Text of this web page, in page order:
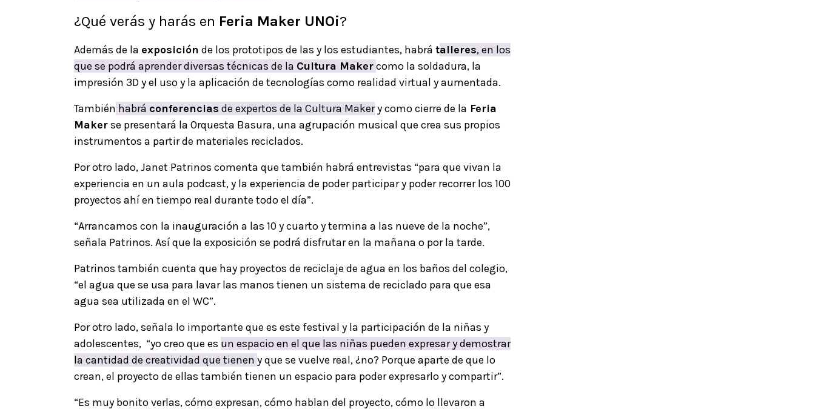
¿Qué verás y harás en Feria Maker UNOi?
Además de la exposición de los prototipos de las y los estudiantes, habrá talleres, en los
que se podrá aprender diversas técnicas de la Cultura Makercomo la soldadura, la
impresión 3D y el uso y la aplicación de tecnologías como realidad virtual y aumentada.
También habrá conferencias de expertos de la Cultura Makery como cierre de la Feria
Makerse presentará la Orquesta Basura, una agrupación musical que crea sus propios
instrumentos a partir de materiales reciclados.
Por otro lado, Janet Patrinos comenta que también habrá entrevistas “para que vivan la
experiencia en un aula podcast, y la experiencia de poder participar y poder recorrer los 100
proyectos ahí en tiempo real durante todo el día”.
“Arrancamos con la inauguración a las 10 y cuarto y termina a las nueve de la noche”,
señala Patrinos. Así que la exposición se podrá disfrutar en la mañana o por la tarde.
Patrinos también cuenta que hay proyectos de reciclaje de agua en los baños del colegio,
“el agua que se usa para lavar las manos tienen un sistema de reciclado para que esa
agua sea utilizada en el WC”.
Por otro lado, señala lo importante que es este festival y la participación de la niñas y
adolescentes, “yo creo que es un espacio en el que las niñas pueden expresar y demostrar
la cantidad de creatividad que tienen y que se vuelve real, ¿no? Porque aparte de que lo
crean, el proyecto de ellas también tienen un espacio para poder expresarlo y compartir”.
“Es muy bonito verlas, cómo expresan, cómo hablan del proyecto, cómo lo llevaron a